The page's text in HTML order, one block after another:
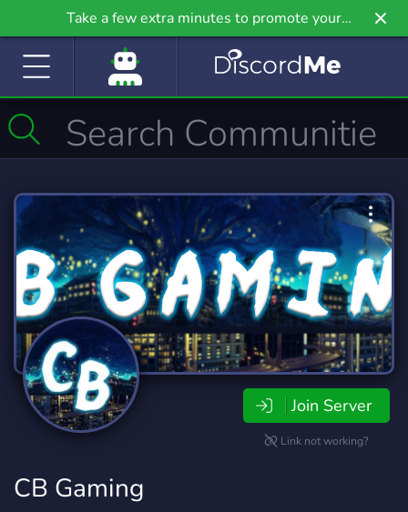
Take a few extra minutes to promote your
community even further on Griv.io, our newest
Join Server
Link not working?
CB Gaming